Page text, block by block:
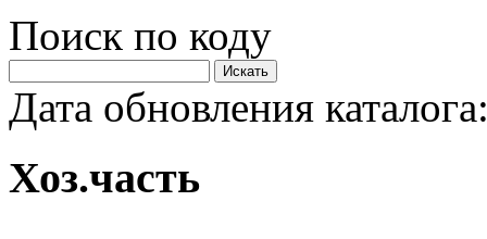
Поиск по коду
Дата обновления
Хоз.часть